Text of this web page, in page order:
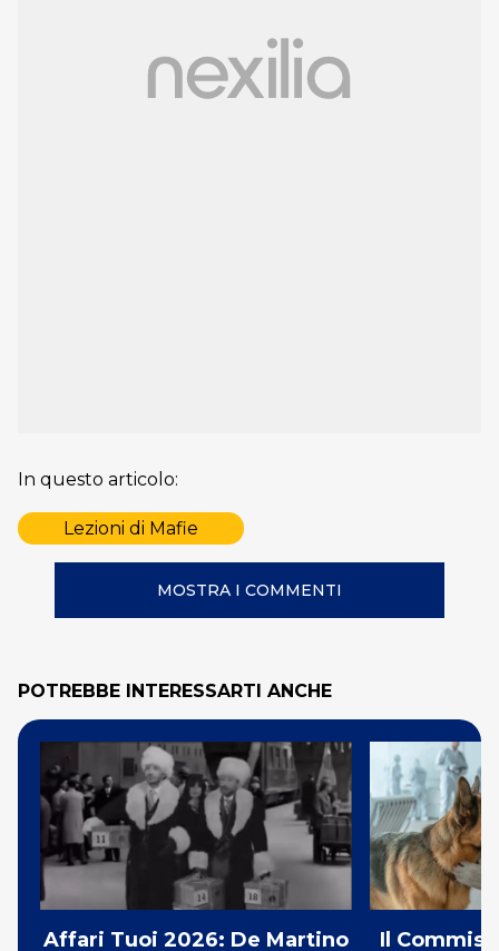
In questo articolo:
Lezioni di Mafie
MOSTRA I COMMENTI
POTREBBE INTERESSARTI ANCHE
Affari Tuoi 2026: De Martino
Il